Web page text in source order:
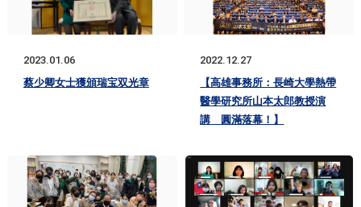
2023.01.06
蔡少卿女士獲頒瑞宝双光章
2022.12.27
【高雄事務所：長崎大學熱帶
醫學研究所山本太郎教授演
講 圓滿落幕！】